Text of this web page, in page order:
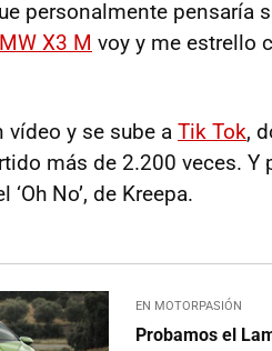
personalmente pensaría
X3 M voy y me estrello
vídeo y se sube a Tik Tok,
más de 2.200 veces.
No’, de Kreepa.
EN MOTORPASIÓN
Probamos el